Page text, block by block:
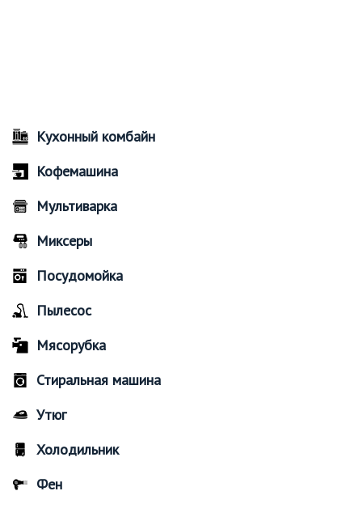
Кухонный комбайн
Кофемашина
Мультиварка
Миксеры
Посудомойка
Пылесос
Мясорубка
Стиральная машина
Утюг
Холодильник
Фен